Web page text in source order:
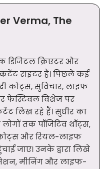
Verma, The
डिजिटल क्रिएटर और
राइटर हैं। पिछले कई
कोट्स, सुविचार, लाइफ
फेस्टिवल विशेज पर
लिख रहे हैं। सुधीर का
तक पॉजिटिव थॉट्स,
और रियल-लाइफ
जाए। उनके द्वारा लिखे
मीनिंग और लाइफ-